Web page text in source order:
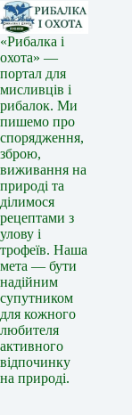
«Рибалка і
охота» —
портал для
мисливців і
рибалок. Ми
пишемо про
спорядження,
зброю,
виживання на
природі та
ділимося
рецептами з
улову і
трофеїв. Наша
мета — бути
надійним
супутником
для кожного
любителя
активного
відпочинку
на природі.